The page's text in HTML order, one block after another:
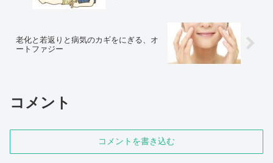
老化と若返りと病気のカギをにぎる、オ
ートファジー
コメント
コメントを書き込む